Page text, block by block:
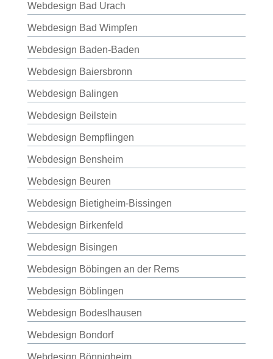
Webdesign Bad Urach
Webdesign Bad Wimpfen
Webdesign Baden-Baden
Webdesign Baiersbronn
Webdesign Balingen
Webdesign Beilstein
Webdesign Bempflingen
Webdesign Bensheim
Webdesign Beuren
Webdesign Bietigheim-Bissingen
Webdesign Birkenfeld
Webdesign Bisingen
Webdesign Böbingen an der Rems
Webdesign Böblingen
Webdesign Bodeslhausen
Webdesign Bondorf
Webdesign Bönnigheim